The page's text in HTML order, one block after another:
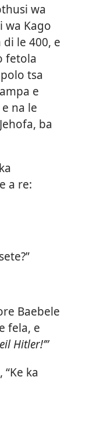
wa
wa Kago
le 400, e
fetola
tsa
e
na le
ba
a re:
Baebele
fela, e
Hitler!’”
ka